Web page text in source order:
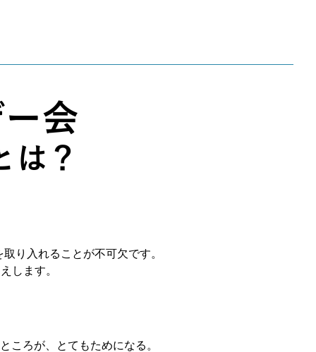
り入れることが不可欠です。
します。
ころが、とてもためになる。